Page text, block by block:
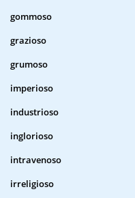
gommoso
grazioso
grumoso
imperioso
industrioso
inglorioso
intravenoso
irreligioso